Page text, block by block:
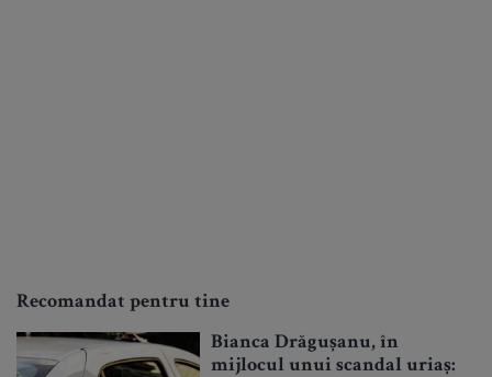
Recomandat pentru tine
Bianca Drăgușanu, în
mijlocul unui scandal uriaș: